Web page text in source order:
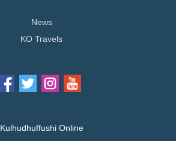
News
KO Travels
Kulhudhuffushi Online